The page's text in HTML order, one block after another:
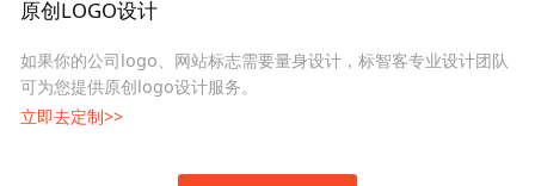
原创LOGO设计
如果你的公司logo、网站标志需要量身设计，标智客专业设计团队
可为您提供原创logo设计服务。
立即去定制>>